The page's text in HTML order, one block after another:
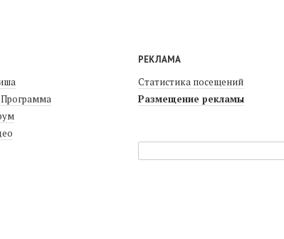
РЕКЛАМА
Статистика посещений
Размещение рекламы